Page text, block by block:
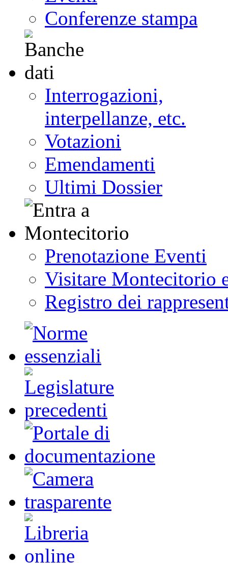
Conferenze stampa
Interrogazioni,
interpellanze, etc.
Votazioni
Emendamenti
Ultimi Dossier
Prenotazione Eventi
Visitare Montecitorio
Registro dei